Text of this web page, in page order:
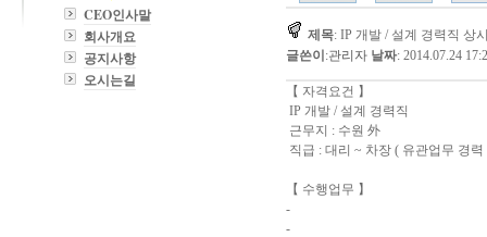
CEO인사말
회사개요
공지사항
오시는길
제목: IP 개발 / 설계 경력직 상
글쓴이 :관리자 날짜: 2014.07.24
【 자격요건 】
IP 개발 / 설계 경력직
근무지 : 수원 外
직급 : 대리 ~ 차장 ( 유관업무 경력
【 수행업무 】
-
-